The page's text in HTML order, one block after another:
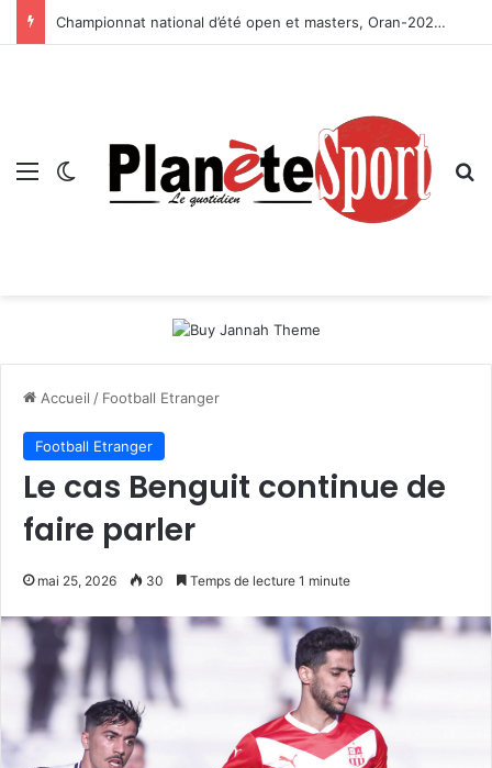
Championnat national d’été open et masters, Oran-2026 — Le CRB s’adjuge le titre
Menu Switch skin
Accueil / Football Etranger
Football Etranger
Le cas Benguit continue de
faire parler
mai 25, 2026 30 Temps de lecture 1 minute